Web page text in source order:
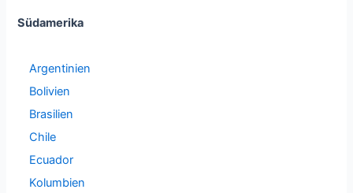
Südamerika
Argentinien
Bolivien
Brasilien
Chile
Ecuador
Kolumbien